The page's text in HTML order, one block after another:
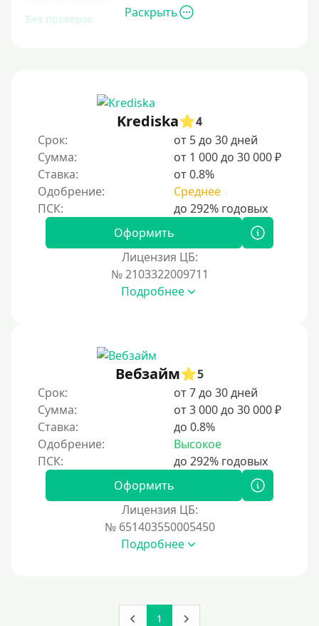
Без проверок
С просрочками
Залог
Под залог ПТС
Без залога
Под залог недвижимости
Под ПТС по доверенности
Цель
На Новый Год
Для исправления кредитной истории
На погашение других займов
До зарплаты
Раскрыть
Krediska
4
Срок:
от 5 до 30 дней
Сумма:
от 1 000 до 30 000 ₽
Ставка:
от 0.8%
Одобрение:
Среднее
Оформить
Лицензия ЦБ:
№ 2103322009711
Подробнее
Вебзайм
5
Срок:
от 7 до 30 дней
Сумма:
от 3 000 до 30 000 ₽
Ставка:
до 0.8%
Одобрение:
Высокое
Оформить
Лицензия ЦБ:
№ 651403550005450
Подробнее
1